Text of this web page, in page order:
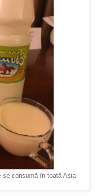
se consumă în toată Asia